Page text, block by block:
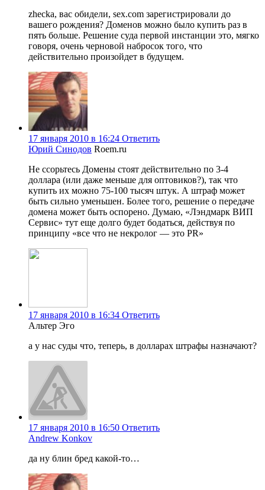
zhecka, вас обидели, sex.com зарегистрировали до
вашего рождения? Доменов можно было купить раз в
пять больше. Решение суда первой инстанции это, мягко
говоря, очень черновой набросок того, что
действительно произойдет в будущем.
17 января 2010 в 16:24 Ответить
Юрий Синодов Roem.ru
Не ссорьтесь Домены стоят действительно по 3-4
доллара (или даже меньше для оптовиков?), так что
купить их можно 75-100 тысяч штук. А штраф может
быть сильно уменьшен. Более того, решение о передаче
домена может быть оспорено. Думаю, «Лэндмарк ВИП
Сервис» тут еще долго будет бодаться, действуя по
принципу «все что не некролог — это PR»
17 января 2010 в 16:34 Ответить
Альтер Эго
а у нас суды что, теперь, в долларах штрафы назначают?
17 января 2010 в 16:50 Ответить
Andrew Konkov
да ну блин бред какой-то…